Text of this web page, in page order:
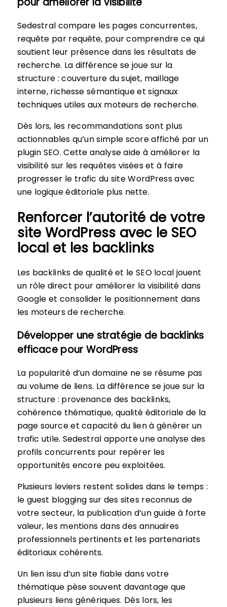
Sedestral compare les pages concurrentes,
requête par requête, pour comprendre ce qui
soutient leur présence dans les résultats de
recherche. La différence se joue sur la
structure : couverture du sujet, maillage
interne, richesse sémantique et signaux
techniques utiles aux moteurs de recherche.
Dès lors, les recommandations sont plus
actionnables qu’un simple score affiché par un
plugin SEO. Cette analyse aide à améliorer la
visibilité sur les requêtes visées et à faire
progresser le trafic du site WordPress avec
une logique éditoriale plus nette.
Renforcer l’autorité de votre
site WordPress avec le SEO
local et les backlinks
Les backlinks de qualité et le SEO local jouent
un rôle direct pour améliorer la visibilité dans
Google et consolider le positionnement dans
les moteurs de recherche.
Développer une stratégie de backlinks
efficace pour WordPress
La popularité d’un domaine ne se résume pas
au volume de liens. La différence se joue sur la
structure : provenance des backlinks,
cohérence thématique, qualité éditoriale de la
page source et capacité du lien à générer un
trafic utile. Sedestral apporte une analyse des
profils concurrents pour repérer les
opportunités encore peu exploitées.
Plusieurs leviers restent solides dans le temps :
le guest blogging sur des sites reconnus de
votre secteur, la publication d’un guide à forte
valeur, les mentions dans des annuaires
professionnels pertinents et les partenariats
éditoriaux cohérents.
Un lien issu d’un site fiable dans votre
thématique pèse souvent davantage que
plusieurs liens génériques. Dès lors, les